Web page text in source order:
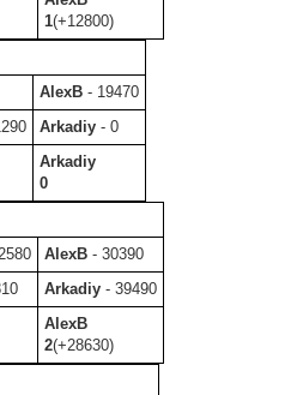
1(+12800)
AlexB - 19470
Arkadiy - 0
Arkadiy
0
AlexB - 30390
Arkadiy - 39490
AlexB
2(+28630)